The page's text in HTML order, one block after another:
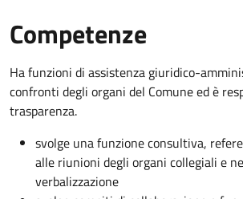
Competenze
Ha funzioni di assistenza giuridico-
confronti degli organi del Comune ed è
trasparenza.
svolge una funzione consultiva,
alle riunioni degli organi collegiali e
verbalizzazione